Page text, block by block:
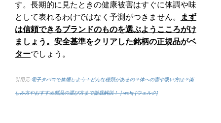
す。長期的に見たときの健康被害はすぐに体調や味
として表れるわけではなく予測がつきません。
まず
は信頼できるブランドのものを選ぶようこころがけ
ましょう。安全基準をクリアした銘柄の正規品がベ
ターでしょう。
引用元-電子タバコで禁煙しよう！どんな種類があるの？体への害や吸い方は？楽
しみ方やおすすめ製品の選び方まで徹底解説！｜welq [ウェルク]